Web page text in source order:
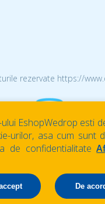
rezervate https://
EshopWedrop esti
urilor, asa cum sunt
de confidentialitate
De